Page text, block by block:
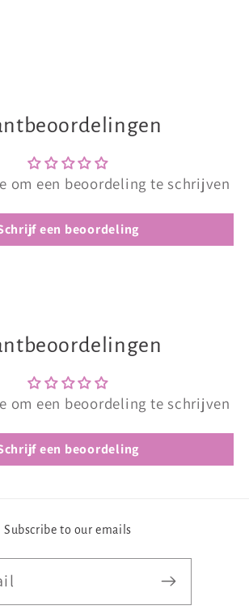
om een beoordeling te schrijven
een beoordeling
om een beoordeling te schrijven
een beoordeling
Subscribe to our emails